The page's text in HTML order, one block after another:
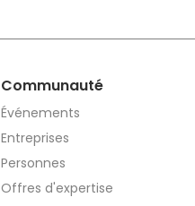
Communauté
Événements
Entreprises
Personnes
Offres d'expertise